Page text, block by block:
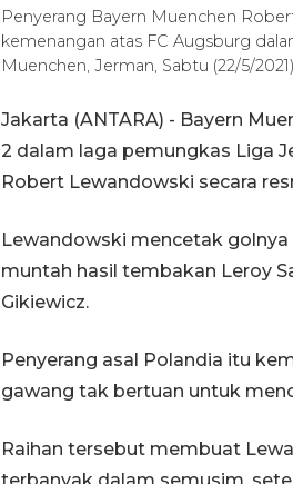
Penyerang Bayern Muenchen
kemenangan atas FC Augsburg
Muenchen, Jerman, Sabtu (22/5/
Jakarta (ANTARA) - Bayern
2 dalam laga pemungkas Liga
Robert Lewandowski secara
Lewandowski mencetak
muntah hasil tembakan Leroy
Gikiewicz.
Penyerang asal Polandia itu
gawang tak bertuan untuk
Raihan tersebut membuat
terbanyak dalam semusim,